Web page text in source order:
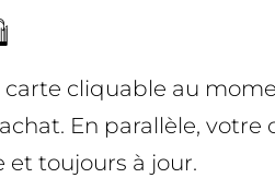
cliquable au
En parallèle, votre
toujours à jour.